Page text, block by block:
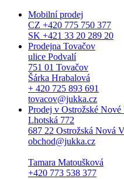
Mobilní prodej
CZ +420 775 750 377
SK +421 33 20 289 20
Prodejna Tovačov
ulice Podvalí
751 01 Tovačov
Šárka Hrabalová
+ 420 725 893 691
tovacov@jukka.cz
Prodej v Ostrožské Nové
Lhotská 772
687 22 Ostrožská Nová
obchod@jukka.cz
Tamara Matoušková
+420 773 538 377